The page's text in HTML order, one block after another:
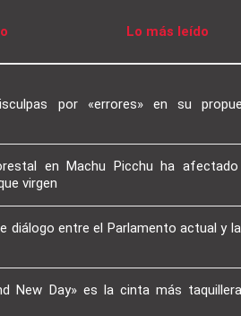
Lo más leído
por «errores» en su
en Machu Picchu ha
virgen
diálogo entre el Parlamento actual y
New Day» es la cinta más